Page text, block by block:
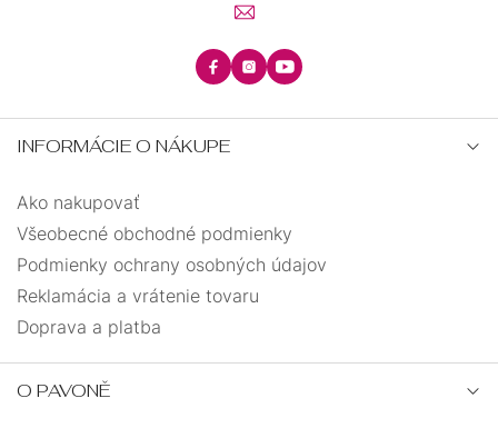
INFORMÁCIE O NÁKUPE
Ako nakupovať
Všeobecné obchodné podmienky
Podmienky ochrany osobných údajov
Reklamácia a vrátenie tovaru
Doprava a platba
O PAVONĚ